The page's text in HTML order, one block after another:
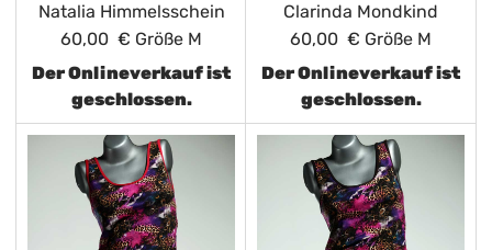
Natalia Himmelsschein
60,00 € Größe M
Der Onlineverkauf ist
geschlossen.
Clarinda Mondkind
60,00 € Größe M
Der Onlineverkauf ist
geschlossen.